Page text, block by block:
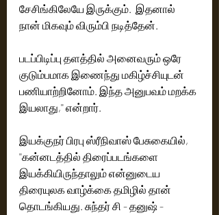
சேசிங்கிலேயே இருக்கும்.  இதனால்
நான் மிகவும் விரும்பி நடித்தேன்.
படப்பிடிப்பு தளத்தில் அனைவரும் ஒரே
குடும்பமாக இணைந்து மகிழ்ச்சியுடன்
பணியாற்றினோம். இந்த அனுபவம் மறக்க
இயலாது,'' என்றார்.
இயக்குநர் பிரபு ஸ்ரீநிவாஸ் பேசுகையில்,
''கன்னடத்தில் திரைப்படங்களை
இயக்கியிருந்தாலும் என்னுடைய
திரையுலக வாழ்க்கை தமிழில் தான்
தொடங்கியது. சுந்தர் சி - தனுஷ் -